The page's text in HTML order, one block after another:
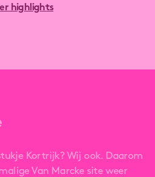
🪖 Hindernissenparcours
highlights
Kortrijk? Wij ook. Daarom
Van Marcke site weer